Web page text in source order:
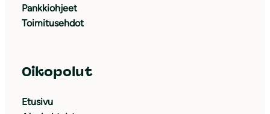
Pankkiohjeet
Toimitusehdot
Oikopolut
Etusivu